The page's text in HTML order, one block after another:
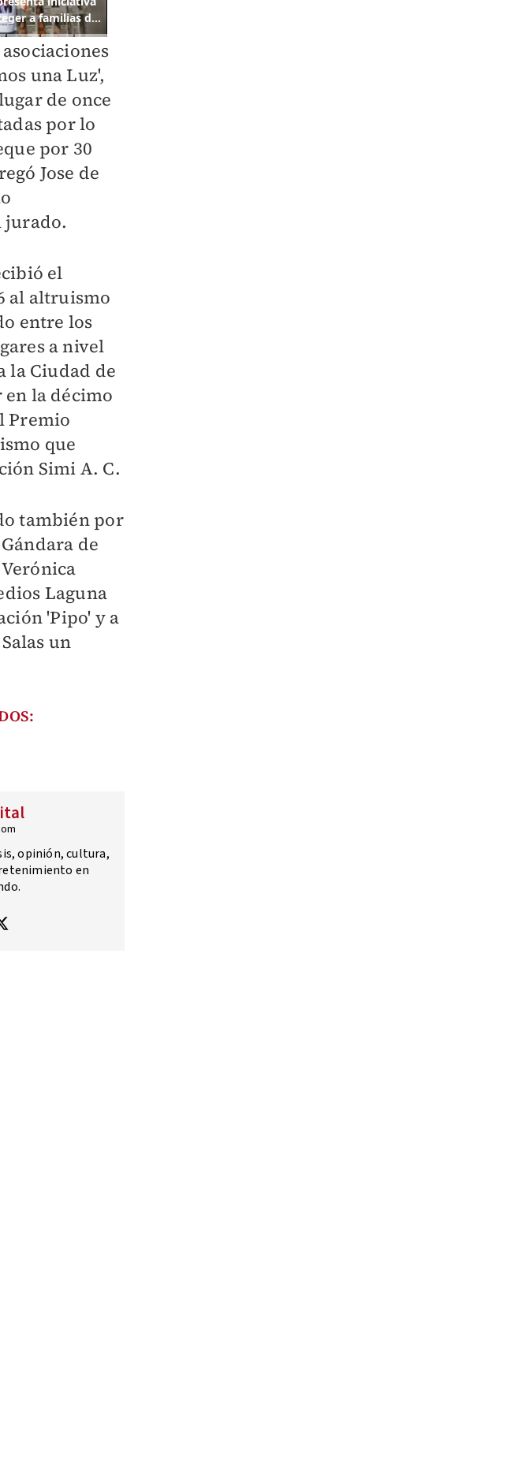
una Luz',
de once
por lo
por 30
Jose de
jurado.
el
al altruismo
entre los
a nivel
la Ciudad de
la décimo
Premio
que
Simi A. C.
también por
de
Laguna
'Pipo' y a
un
opinión, cultura,
en